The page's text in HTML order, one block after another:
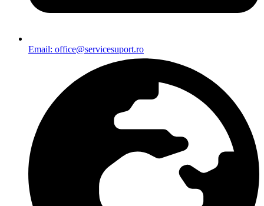
Email: office@servicesuport.ro